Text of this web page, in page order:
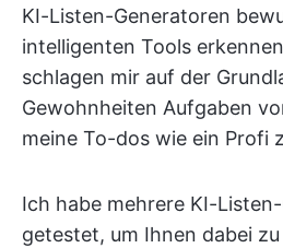
KI-Listen-Generatoren
intelligenten Tools
schlagen mir auf der
Gewohnheiten Aufgaben
meine To-dos wie ein Profi
Ich habe mehrere KI-
getestet, um Ihnen dabei